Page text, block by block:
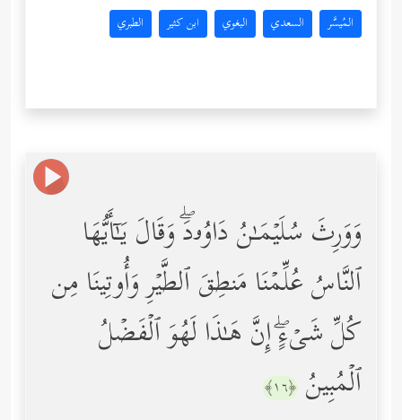
المُيسَّر السعدي البغوي ابن كثير الطبري
وَوَرِثَ سُلَیۡمَـٰنُ دَاوُۥدَۖ وَقَالَ یَـٰۤأَیُّهَا
ٱلنَّاسُ عُلِّمۡنَا مَنطِقَ ٱلطَّیۡرِ وَأُوتِینَا مِن
كُلِّ شَیۡءٍۖ إِنَّ هَـٰذَا لَهُوَ ٱلۡفَضۡلُ
ٱلۡمُبِینُ ﴿١٦﴾